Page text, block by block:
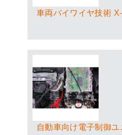
車両バイワイヤ技術
自動車向け電子制御ユ